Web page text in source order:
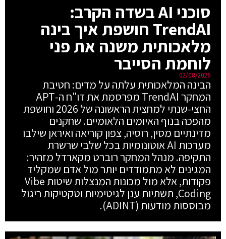
סוכני AI בשדה הקרב:
TrendAI חושפת איך בינה
מלאכותית משנה את פני
לוחמת הסייבר
02/08/2026
הבינה המלאכותית עלתה על מדים: חטיבת
המחקר TrendAI מפרסמת את דו"ח ה-APT
החצי-שנתי למחצית הראשונה של 2026 וחושפת
מהפכה בנוף האיומים הלאומיים. שחקנים
מדינתיים מסין, רוסיה, צפון קוריאה ואיראן שילבו
מערכות AI אוטונומיות בכל שלבי שרשרת
התקיפה. מנהל המחקר רוברט מקארדל מזהיר:
המגינים לא מתמודדים יותר מול אדם שמקליד
פקודות, אלא מול מכונות המנצלות שיטות Vibe
Coding, תשתיות ענן לגיטימיות וטקטיקות ריגול
מבוססות מודעות (ADINT).